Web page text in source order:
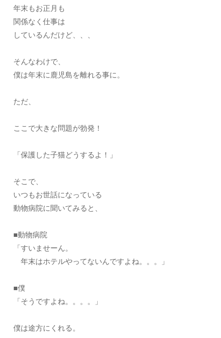
年末もお正月も
関係なく仕事は
しているんだけど、、、
そんなわけで、
僕は年末に鹿児島を離れる事に。
ただ、
ここで大きな問題が勃発！
「保護した子猫どうするよ！」
そこで、
いつもお世話になっている
動物病院に聞いてみると、
■動物病院
「すいませーん。
年末はホテルやってないんですよね。。。」
■僕
「そうですよね。。。。」
僕は途方にくれる。